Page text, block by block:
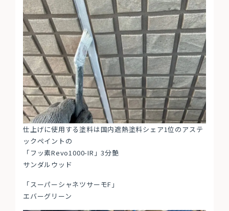
仕上げに使用する塗料は国内遮熱塗料シェア1位のアステ
ックペイントの
「フッ素Revo1000-IR」3分艶
サンダルウッド
「スーパーシャネツサーモF」
エバーグリーン